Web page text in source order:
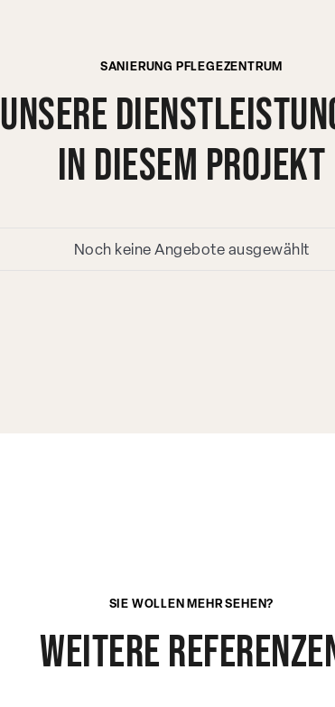
SANIERUNG PFLEGEZENTRUM
Unsere
in diesem Projekt
Noch keine Angebote ausgewählt
SIE WOLLEN MEHR SEHEN?
weitere